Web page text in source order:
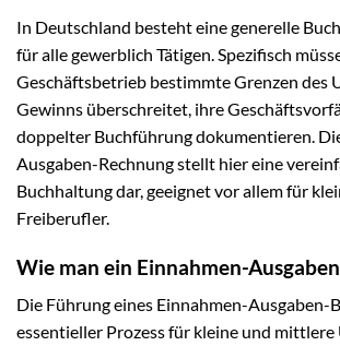
In Deutschland besteht eine generelle
für alle gewerblich Tätigen. Spezifisch
Geschäftsbetrieb bestimmte Grenzen des
Gewinns überschreitet, ihre
doppelter Buchführung dokumentieren.
Ausgaben-Rechnung stellt hier eine
Buchhaltung dar, geeignet vor allem für
Freiberufler.
Wie man ein Einnahmen-
Die Führung eines Einnahmen-Ausgaben-
essentieller Prozess für kleine und